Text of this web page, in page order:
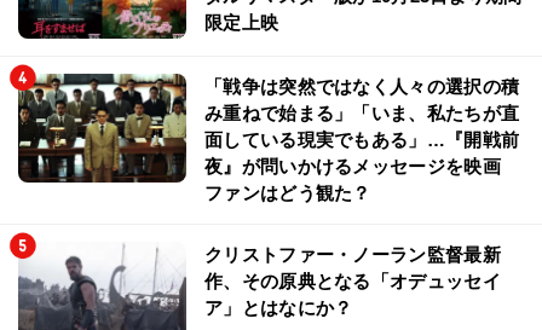
限定上映
「戦争は突然ではなく人々の選択の積
み重ねで始まる」「いま、私たちが直
面している現実でもある」…『開戦前
夜』が問いかけるメッセージを映画
ファンはどう観た？
クリストファー・ノーラン監督最新
作、その原典となる「オデュッセイ
ア」とはなにか？